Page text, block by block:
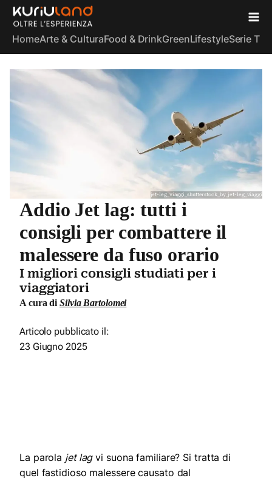
HomeArte & CulturaFood & DrinkGreenLifestyleSerie TV
jet-leg_viaggi_shutterstock_by_jet-leg_viaggi
Addio Jet lag: tutti i
consigli per combattere il
malessere da fuso orario
I migliori consigli studiati per i
viaggiatori
A cura diSilvia Bartolomei
Articolo pubblicato il:
23 Giugno 2025
La parola jet lagvi suona familiare? Si tratta di
quel fastidioso malessere causato dal